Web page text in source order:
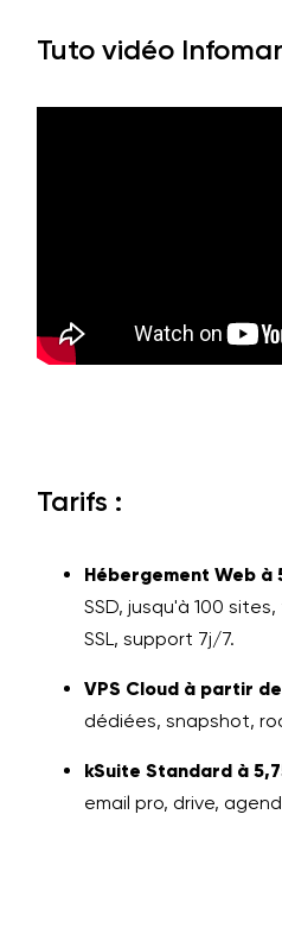
Tuto vidéo
Tarifs :
Hébergement Web à
SSD, jusqu'à 100
SSL, support 7j/7.
VPS Cloud à partir
dédiées, snapshot,
kSuite Standard à
email pro, drive,